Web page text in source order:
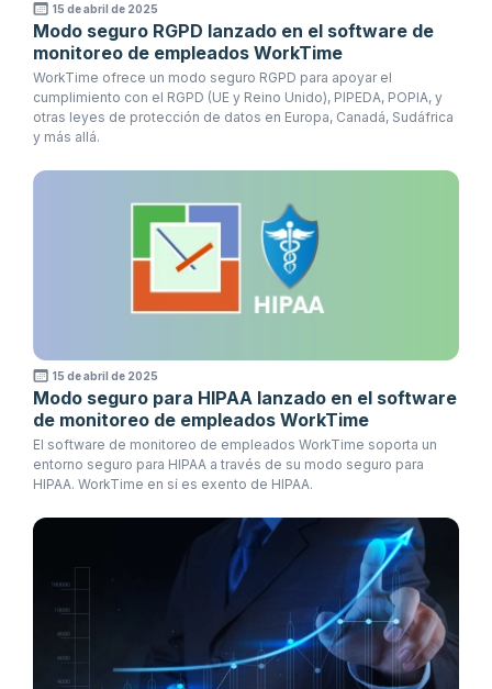
15 de abril de 2025
Modo seguro RGPD lanzado en el software de
monitoreo de empleados WorkTime
WorkTime ofrece un modo seguro RGPD para apoyar el
cumplimiento con el RGPD (UE y Reino Unido), PIPEDA, POPIA, y
otras leyes de protección de datos en Europa, Canadá, Sudáfrica
y más allá.
15 de abril de 2025
Modo seguro para HIPAA lanzado en el software
de monitoreo de empleados WorkTime
El software de monitoreo de empleados WorkTime soporta un
entorno seguro para HIPAA a través de su modo seguro para
HIPAA. WorkTime en sí es exento de HIPAA.